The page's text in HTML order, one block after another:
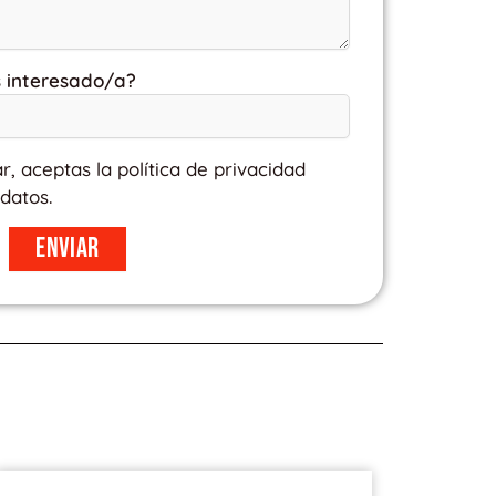
interesado/a?
aceptas la política de privacidad
Enviar